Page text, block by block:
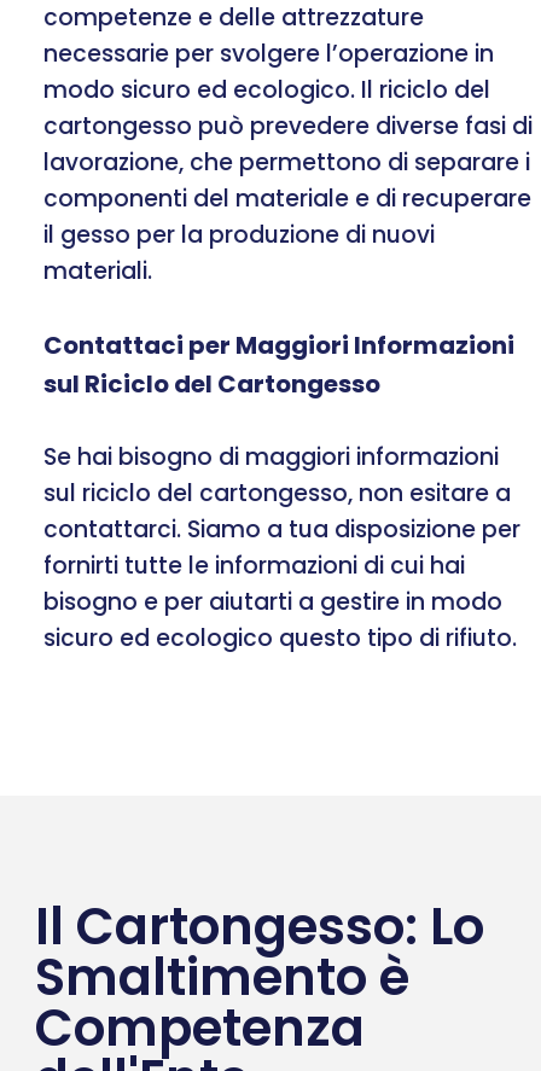
competenze e delle attrezzature
necessarie per svolgere l’operazione in
modo sicuro ed ecologico. Il riciclo del
cartongesso può prevedere diverse fasi di
lavorazione, che permettono di separare i
componenti del materiale e di recuperare
il gesso per la produzione di nuovi
materiali.
Contattaci per Maggiori Informazioni
sul Riciclo del Cartongesso
Se hai bisogno di maggiori informazioni
sul riciclo del cartongesso, non esitare a
contattarci. Siamo a tua disposizione per
fornirti tutte le informazioni di cui hai
bisogno e per aiutarti a gestire in modo
sicuro ed ecologico questo tipo di rifiuto.
Il Cartongesso: Lo
Smaltimento è
Competenza